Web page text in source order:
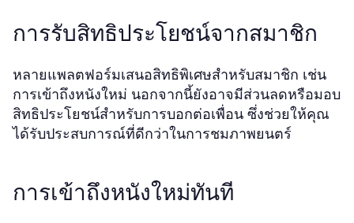
การรับสิทธิประโยชน์จากสมาชิก
หลายแพลตฟอร์มเสนอสิทธิพิเศษสำหรับสมาชิก เช่น
การเข้าถึงหนังใหม่ นอกจากนี้ยังอาจมีส่วนลดหรือมอบ
สิทธิประโยชน์สำหรับการบอกต่อเพื่อน ซึ่งช่วยให้คุณ
ได้รับประสบการณ์ที่ดีกว่าในการชมภาพยนตร์
การเข้าถึงหนังใหม่ทันที